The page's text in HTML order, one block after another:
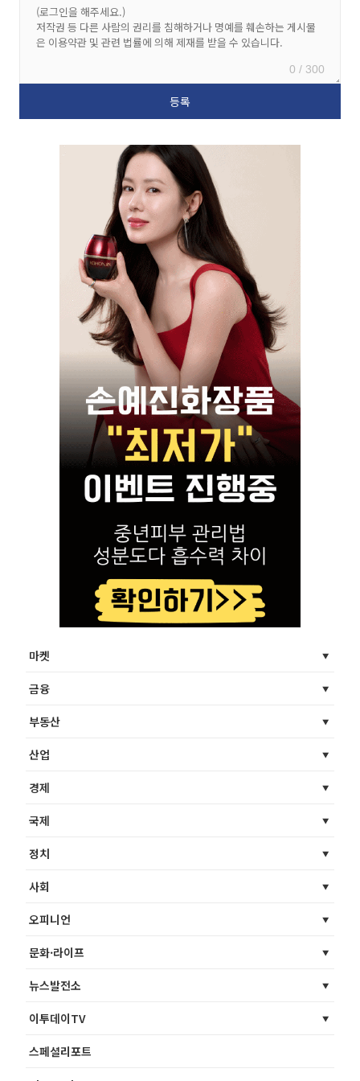
0 / 300
마켓
금융
부동산
산업
경제
국제
정치
사회
오피니언
문화·라이프
뉴스발전소
이투데이TV
스페셜리포트